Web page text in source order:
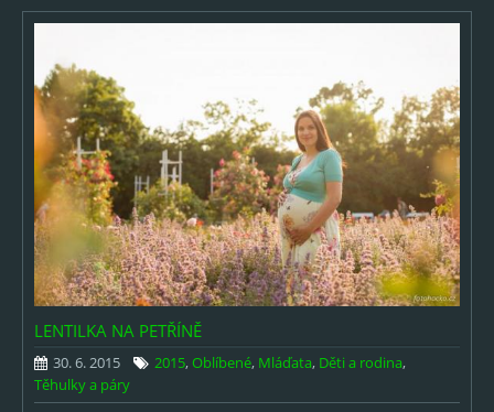
LENTILKA NA PETŘÍNĚ
30. 6. 2015 2015,Oblíbené, Mláďata, Děti a rodina,
Těhulky a páry